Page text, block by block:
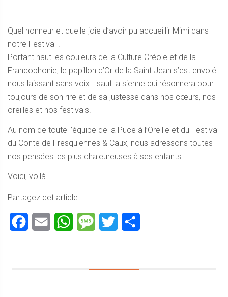
Quel honneur et quelle joie d’avoir pu accueillir Mimi dans
notre Festival !
Portant haut les couleurs de la Culture Créole et de la
Francophonie, le papillon d’Or de la Saint Jean s’est envolé
nous laissant sans voix… sauf la sienne qui résonnera pour
toujours de son rire et de sa justesse dans nos cœurs, nos
oreilles et nos festivals.
Au nom de toute l’équipe de la Puce à l’Oreille et du Festival
du Conte de Fresquiennes & Caux, nous adressons toutes
nos pensées les plus chaleureuses à ses enfants.
Voici, voilà…
Partagez cet article
Facebook
Email WhatsAppMessageTwitter